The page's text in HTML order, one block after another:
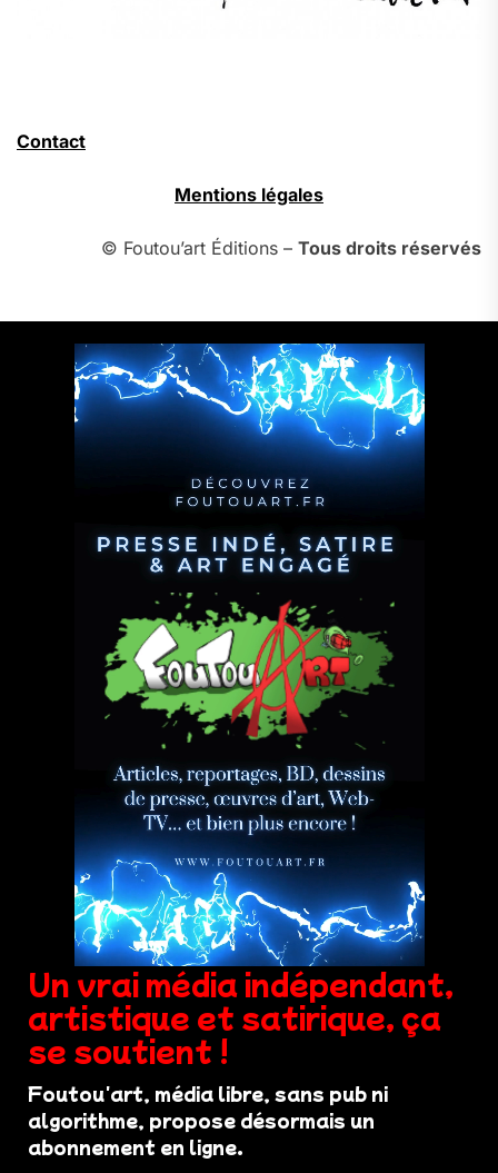
Contact
Mentions légales
© Foutou’art Éditions – Tous droits réservés
Un vrai média indépendant,
artistique et satirique, ça
se soutient !
Foutou'art, média libre, sans pub ni
algorithme, propose désormais un
abonnement en ligne.